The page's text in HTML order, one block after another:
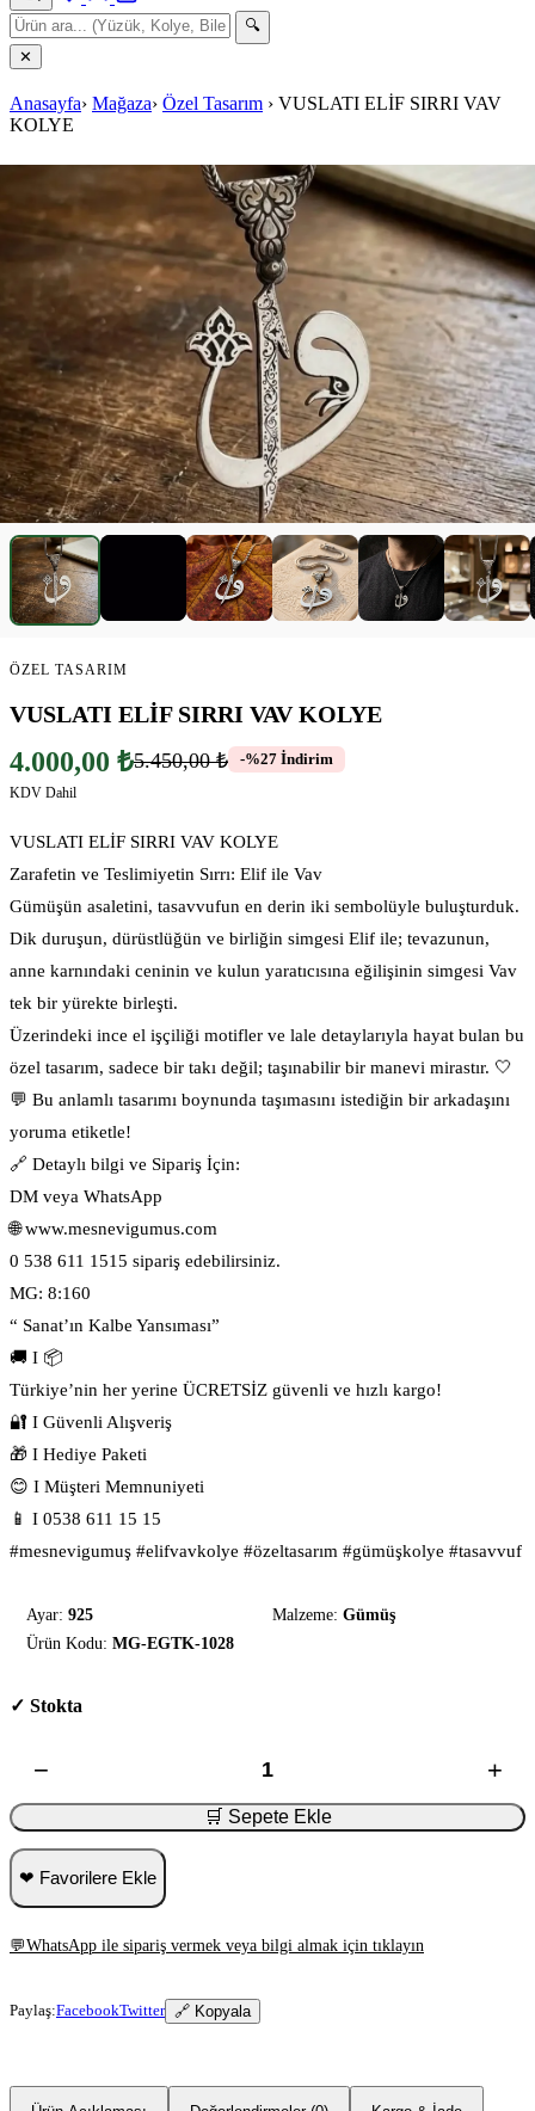
🔍
✕
Anasayfa› Mağaza› Özel Tasarım › VUSLATI ELİF SIRRI VAV
KOLYE
ÖZEL TASARIM
VUSLATI ELİF SIRRI VAV KOLYE
4.000,00 ₺5.450,00 ₺ -%27 İndirim
KDV Dahil
VUSLATI ELİF SIRRI VAV KOLYE
Zarafetin ve Teslimiyetin Sırrı: Elif ile Vav
Gümüşün asaletini, tasavvufun en derin iki sembolüyle buluşturduk.
Dik duruşun, dürüstlüğün ve birliğin simgesi Elif ile; tevazunun,
anne karnındaki ceninin ve kulun yaratıcısına eğilişinin simgesi Vav
tek bir yürekte birleşti.
Üzerindeki ince el işçiliği motifler ve lale detaylarıyla hayat bulan bu
özel tasarım, sadece bir takı değil; taşınabilir bir manevi mirastır. 🤍
💬 Bu anlamlı tasarımı boynunda taşımasını istediğin bir arkadaşını
yoruma etiketle!
🔗 Detaylı bilgi ve Sipariş İçin:
DM veya WhatsApp
🌐 www.mesnevigumus.com
0 538 611 1515 sipariş edebilirsiniz.
MG: 8:160
“ Sanat’ın Kalbe Yansıması”
🚚 I 📦
Türkiye’nin her yerine ÜCRETSİZ güvenli ve hızlı kargo!
🔐 I Güvenli Alışveriş
🎁 I Hediye Paketi
😊 I Müşteri Memnuniyeti
📱 I 0538 611 15 15
#mesnevigumuş #elifvavkolye #özeltasarım #gümüşkolye #tasavvuf
Ayar: 925 Malzeme: Gümüş
Ürün Kodu: MG-EGTK-1028
✓ Stokta
− +
🛒 Sepete Ekle
❤ Favorilere Ekle
💬WhatsApp ile sipariş vermek veya bilgi almak için tıklayın
Paylaş:FacebookTwitter 🔗 Kopyala